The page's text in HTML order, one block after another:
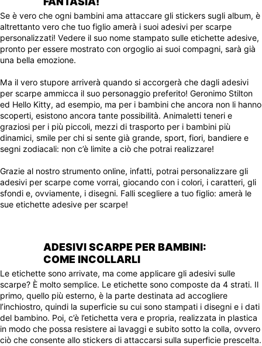
Se è vero che ogni bambini ama attaccare gli stickers sugli album, è
altrettanto vero che tuo figlio amerà i suoi adesivi per scarpe
personalizzati! Vedere il suo nome stampato sulle etichette adesive,
pronto per essere mostrato con orgoglio ai suoi compagni, sarà già
una bella emozione.
Ma il vero stupore arriverà quando si accorgerà che dagli adesivi
per scarpe ammicca il suo personaggio preferito! Geronimo Stilton
ed Hello Kitty, ad esempio, ma per i bambini che ancora non li hanno
scoperti, esistono ancora tante possibilità. Animaletti teneri e
graziosi per i più piccoli, mezzi di trasporto per i bambini più
dinamici, smile per chi si sente già grande, sport, fiori, bandiere e
segni zodiacali: non c’è limite a ciò che potrai realizzare!
Grazie al nostro strumento online, infatti, potrai personalizzare gli
adesivi per scarpe come vorrai, giocando con i colori, i caratteri, gli
sfondi e, ovviamente, i disegni. Falli scegliere a tuo figlio: amerà le
sue etichette adesive per scarpe!
ADESIVI SCARPE PER BAMBINI:
COME INCOLLARLI
Le etichette sono arrivate, ma come applicare gli adesivi sulle
scarpe? È molto semplice. Le etichette sono composte da 4 strati. Il
primo, quello più esterno, è la parte destinata ad accogliere
l’inchiostro, quindi la superficie su cui sono stampati i disegni e i dati
del bambino. Poi, c’è l’etichetta vera e propria, realizzata in plastica
in modo che possa resistere ai lavaggi e subito sotto la colla, ovvero
ciò che consente allo stickers di attaccarsi sulla superficie prescelta.